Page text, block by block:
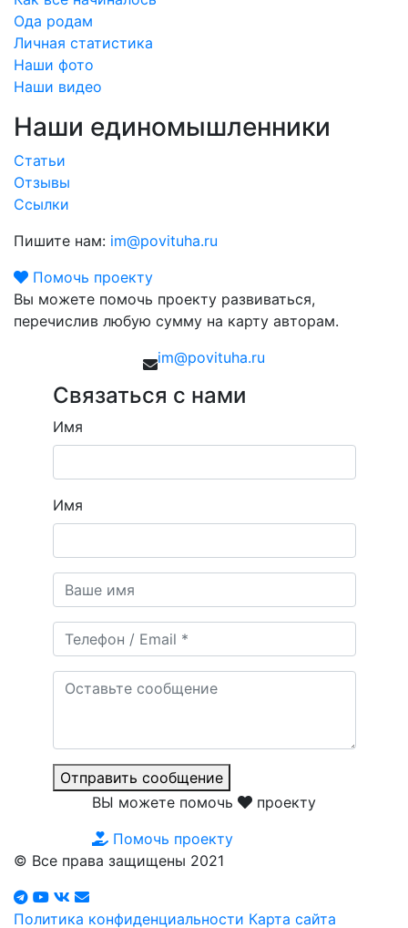
Ода родам
Личная статистика
Наши фото
Наши видео
Наши единомышленники
Статьи
Отзывы
Ссылки
Пишите нам: im@povituha.ru
Помочь проекту
Вы можете помочь проекту развиваться,
перечислив любую сумму на карту авторам.
im@povituha.ru
Связаться с нами
Имя
Имя
Отправить сообщение
ВЫ можете помочь
проекту
Помочь проекту
© Все права защищены 2021
Политика конфиденциальности Карта сайта